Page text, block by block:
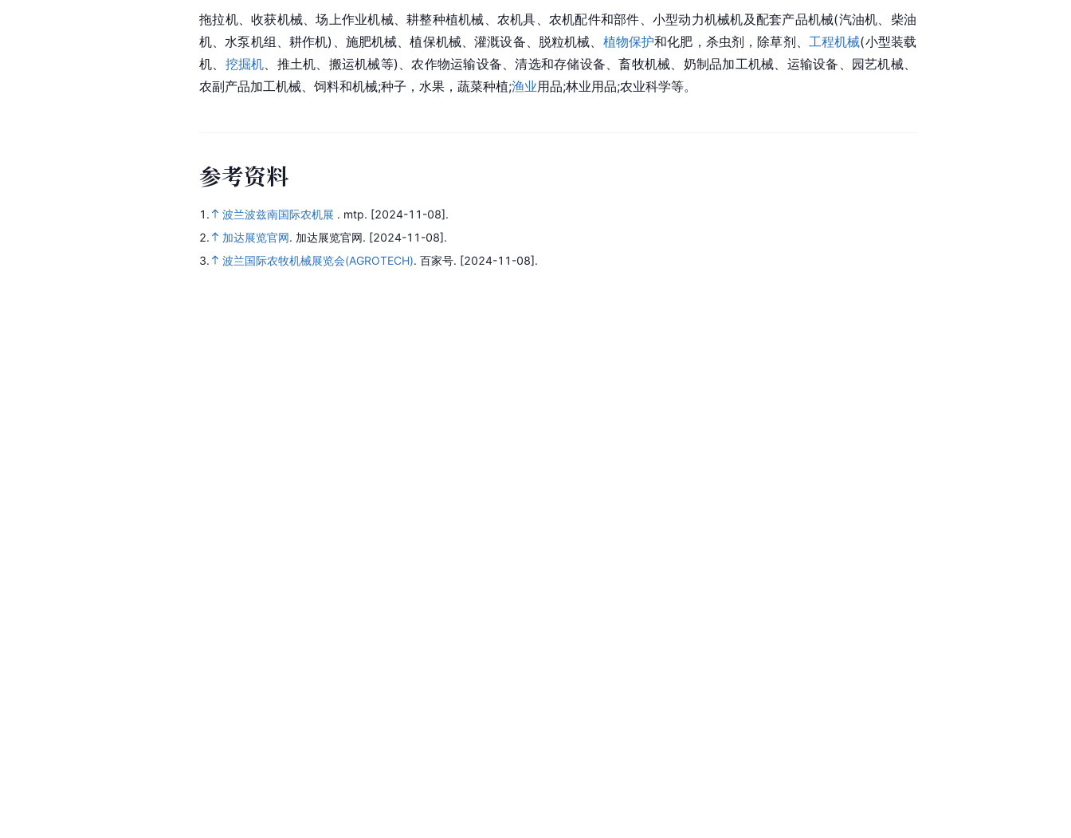
拖拉机、收获机械、场上作业机械、耕整种植机械、农机具、农机配件和部件、小型动力机械机及配套产品机械(汽油机、柴油
机、水泵机组、耕作机)、施肥机械、植保机械、灌溉设备、脱粒机械、 植物保护和化肥，杀虫剂，除草剂、 工程机械(小型装载
机、 挖掘机、推土机、搬运机械等)、农作物运输设备、清选和存储设备、畜牧机械、奶制品加工机械、运输设备、园艺机械、
农副产品加工机械、饲料和机械;种子，水果，蔬菜种植;渔业用品;林业用品;农业科学等。
参考资料
1. 波兰波兹南国际农机展 . mtp. [2024-11-08].
2.
加达展览官网. 加达展览官网. [2024-11-08].
3.
波兰国际农牧机械展览会(AGROTECH). 百家号. [2024-11-08].